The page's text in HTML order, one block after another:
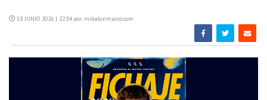
13 JUNIO 2026 | 22:54 por mibalonmano.com